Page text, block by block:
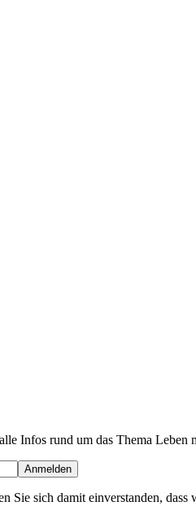
Infos rund um das Thema
Anmelden
Sie sich damit einverstanden,